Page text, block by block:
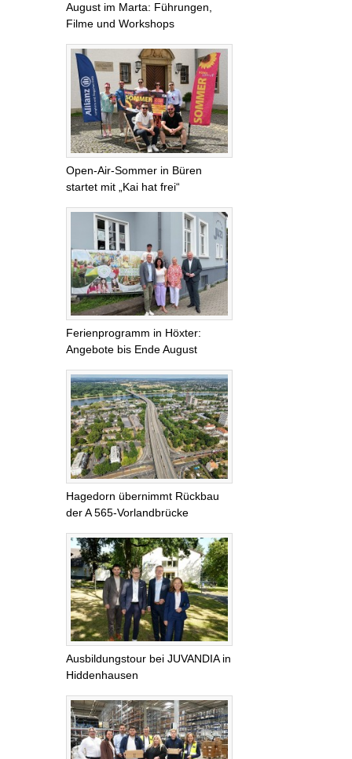
August im Marta: Führungen,
Filme und Workshops
Open-Air-Sommer in Büren
startet mit „Kai hat frei“
Ferienprogramm in Höxter:
Angebote bis Ende August
Hagedorn übernimmt Rückbau
der A 565-Vorlandbrücke
Ausbildungstour bei JUVANDIA in
Hiddenhausen